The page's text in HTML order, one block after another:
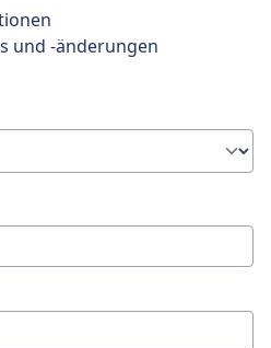
und -änderungen